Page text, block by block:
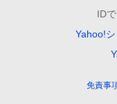
ID
Yahoo!
免責事